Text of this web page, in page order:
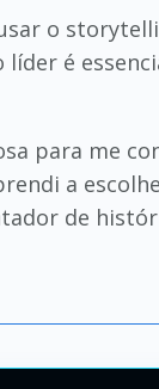
o
é
para me
a
de